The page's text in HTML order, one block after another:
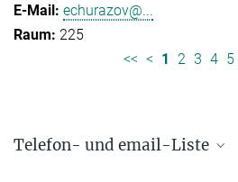
echurazov@...
225
<< < 1 2 3 4 5
Telefon- und email-Liste